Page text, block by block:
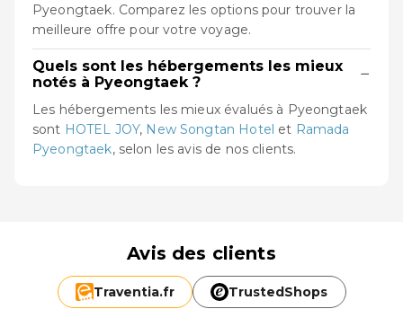
Pyeongtaek. Comparez les options pour trouver la
meilleure offre pour votre voyage.
Quels sont les hébergements les mieux
notés à Pyeongtaek ?
−
Les hébergements les mieux évalués à Pyeongtaek
sont HOTEL JOY, New Songtan Hotel et Ramada
Pyeongtaek, selon les avis de nos clients.
Avis des clients
Traventia.fr TrustedShops